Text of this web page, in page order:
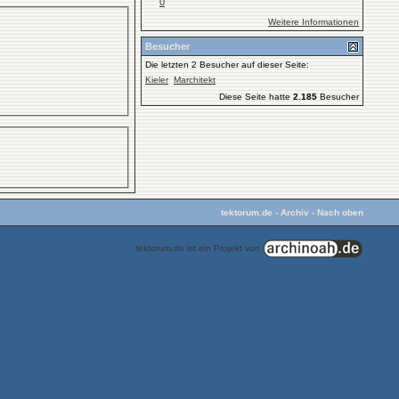
Weitere Informationen
Besucher
Die letzten 2 Besucher auf dieser Seite:
Kieler Marchitekt
Diese Seite hatte 2.185 Besucher
tektorum.de - Archiv - Nach oben
tektorum.de ist ein Projekt von